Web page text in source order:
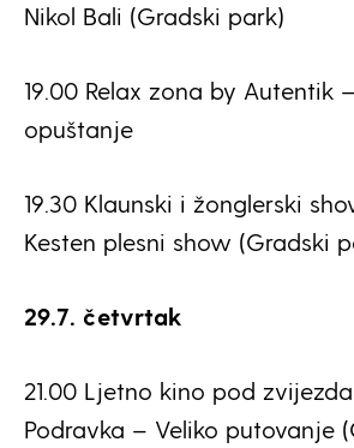
Nikol Bali (Gradski park)
19.00 Relax zona by Autentik
opuštanje
19.30 Klaunski i žonglerski
Kesten plesni show (Gradski
29.7. četvrtak
21.00 Ljetno kino pod
Podravka – Veliko putovanje